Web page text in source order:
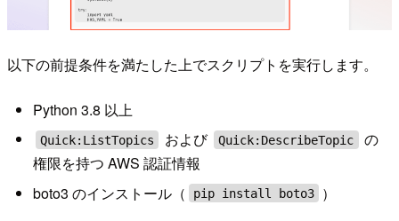
以下の前提条件を満たした上でスクリプトを実行します。
Python 3.8 以上
Quick:ListTopics および Quick:DescribeTopic
の
権限を持つ AWS 認証情報
boto3 のインストール（
pip install boto3 ）